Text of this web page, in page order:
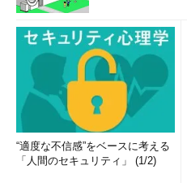
“適度な不信感”をベースに考える
「人間のセキュリティ」 (1/2)